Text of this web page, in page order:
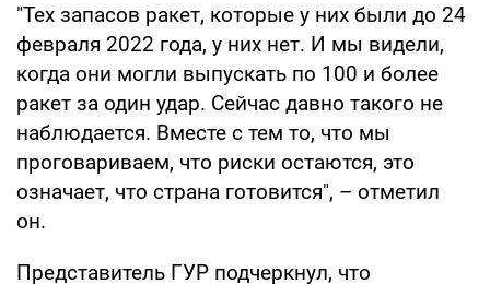
"Тех запасов ракет, которые у них были до 24
февраля 2022 года, у них нет. И мы видели,
когда они могли выпускать по 100 и более
ракет за один удар. Сейчас давно такого не
наблюдается. Вместе с тем то, что мы
проговариваем, что риски остаются, это
означает, что страна готовится", – отметил
он.
Представитель ГУР подчеркнул, что